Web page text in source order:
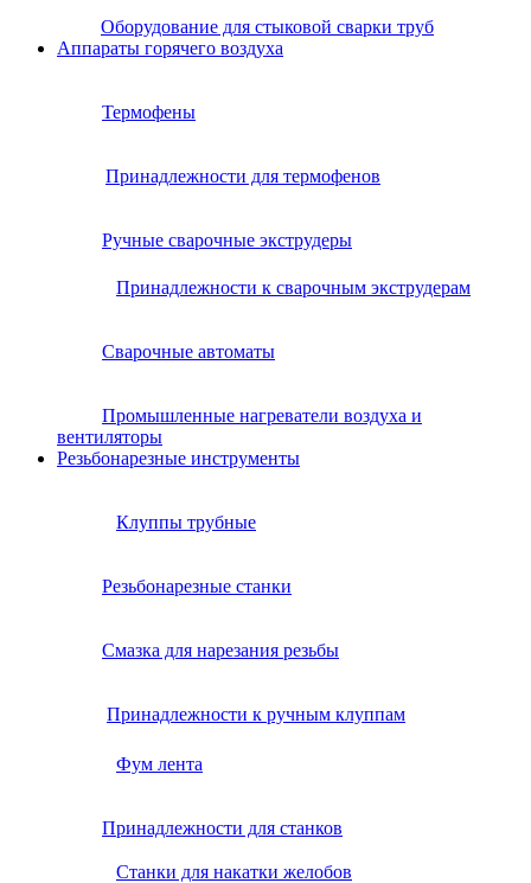
Оборудование для стыковой сварки труб
Аппараты горячего воздуха
Термофены
Принадлежности для термофенов
Ручные сварочные экструдеры
Принадлежности к сварочным экструдерам
Сварочные автоматы
Промышленные нагреватели воздуха и
вентиляторы
Резьбонарезные инструменты
Клуппы трубные
Резьбонарезные станки
Смазка для нарезания резьбы
Принадлежности к ручным клуппам
Фум лента
Принадлежности для станков
Станки для накатки желобов